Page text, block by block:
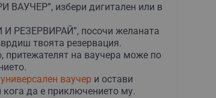
ВАУЧЕР”, избери дигитален или в
И РЕЗЕРВИРАЙ”, посочи желаната
твоята резервация.
притежателят на ваучера може по
универсален ваучери остави
кога да е приключението му.